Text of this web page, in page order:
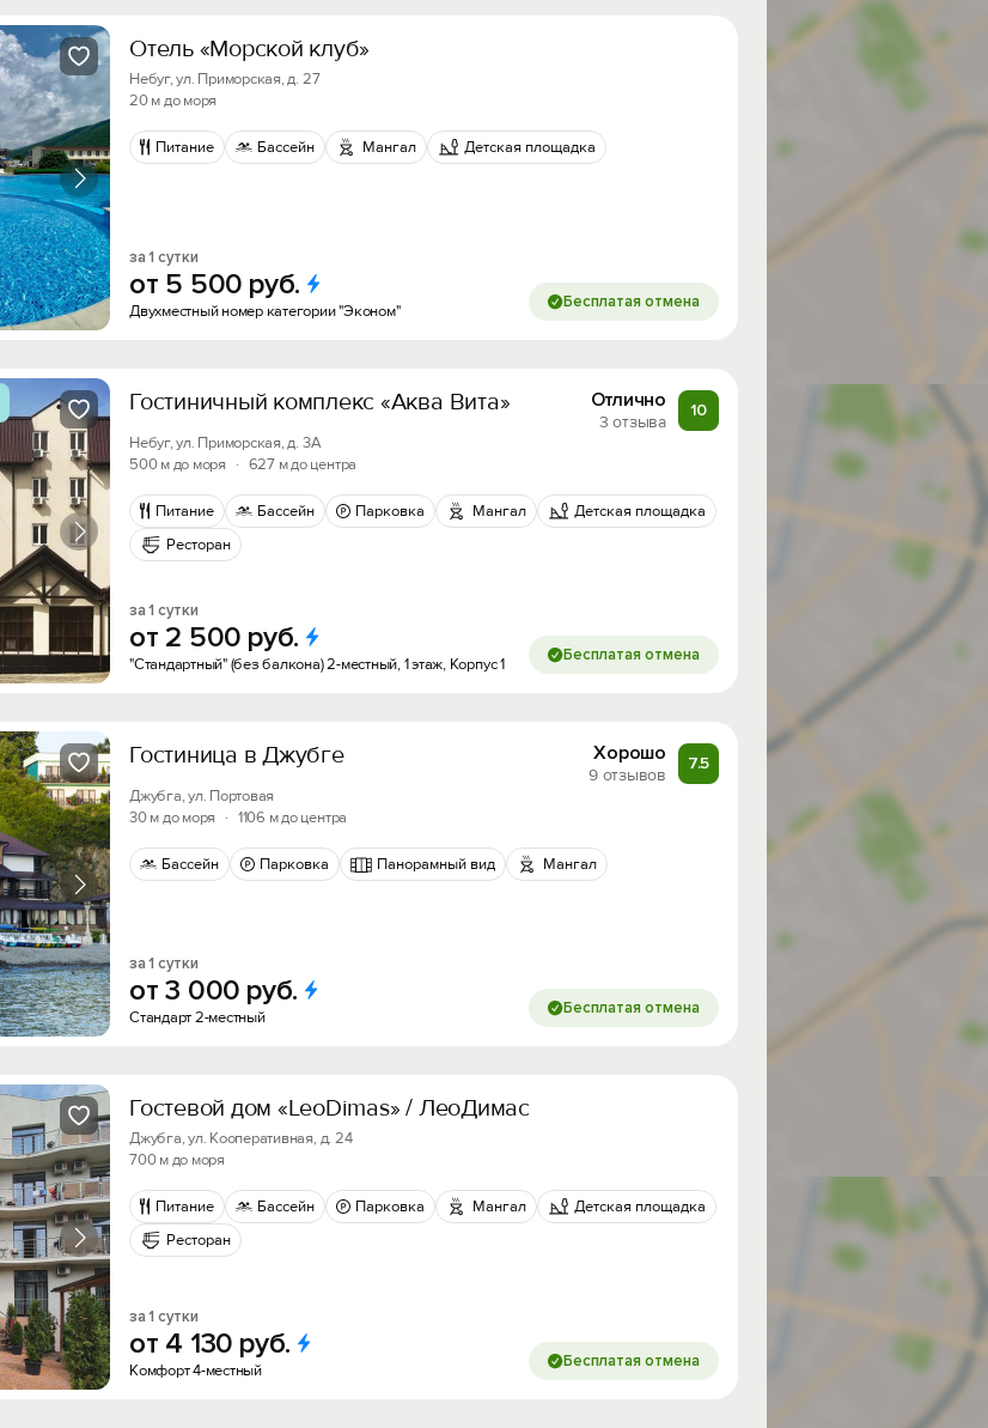
Отель «Морской клуб»
Небуг, ул. Приморская, д. 27
20 м до моря
Питание Бассейн Мангал Детская площадка
за 1 сутки
от 5 500 руб.
Двухместный номер категории "Эконом" Бесплатая отмена
Гостиничный комплекс «Аква Вита» Отлично
3 отзыва
10
Небуг, ул. Приморская, д. 3А
500 м до моря
· 627 м до центра
Питание Бассейн Парковка Мангал
Детская площадка
Ресторан
за 1 сутки
от 2 500 руб.
"Стандартный" (без балкона) 2-местный, 1 этаж, Корпус 1 Бесплатая отмена
Гостиница в Джубге Хорошо
9 отзывов
7.5
Джубга, ул. Портовая
30 м до моря
· 1106 м до центра
Бассейн Парковка Панорамный вид Мангал
за 1 сутки
от3 000 руб.
Стандарт 2-местный Бесплатая отмена
Гостевой дом «LeoDimas» / ЛеоДимас
Джубга, ул. Кооперативная, д. 24
700 м до моря
Питание Бассейн Парковка Мангал
Детская площадка
Ресторан
за 1 сутки
от 4 130 руб.
Комфорт 4-местный Бесплатая отмена